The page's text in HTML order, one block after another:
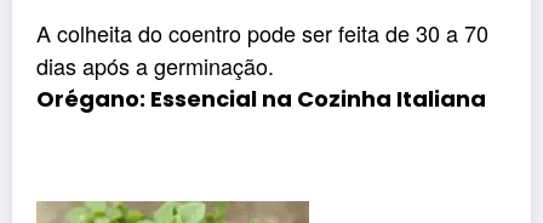
A colheita do coentro pode ser feita de 30 a 70
dias após a germinação.
Orégano: Essencial na Cozinha Italiana